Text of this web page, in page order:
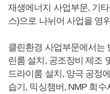
재생에너지 사업부문, 기
스)으로 나뉘어 사업을 영
클린환경 사업부문에서는
린룸 설치, 공조장비 제조
드라이룸 설치, 양극 공정
습기, 믹싱챔버, NMP 회